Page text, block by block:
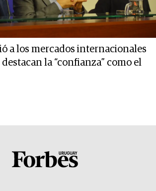
a los mercados internacionales
la “confianza” como el